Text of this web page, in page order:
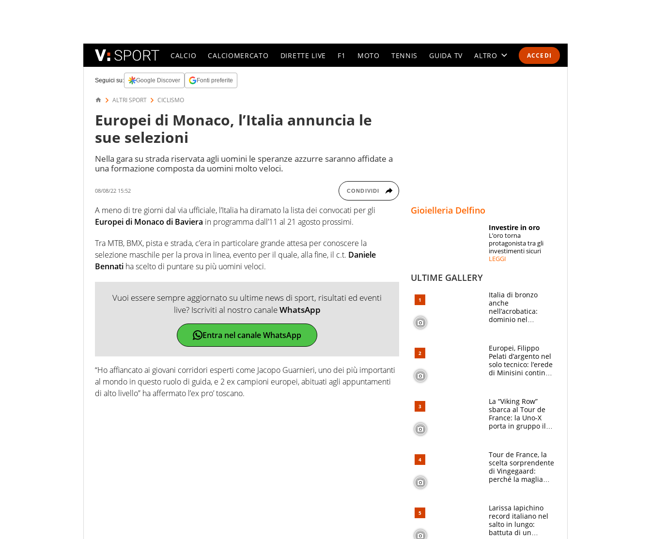
ACCEDI
CALCIO CALCIOMERCATO DIRETTE LIVE F1 MOTO TENNIS GUIDA TV ALTRO
SPECIALI
Seguici su: Google Discover Fonti preferite
ALTRI SPORT CICLISMO
Europei di Monaco, l’Italia annuncia le
sue selezioni
Nella gara su strada riservata agli uomini le speranze azzurre saranno affidate a
una formazione composta da uomini molto veloci.
08/08/22 15:52 CONDIVIDI
A meno di tre giorni dal via ufficiale, l’Italia ha diramato la lista dei convocati per gli
Europei di Monaco di Baviera in programma dall’11 al 21 agosto prossimi.
Tra MTB, BMX, pista e strada, c’era in particolare grande attesa per conoscere la
selezione maschile per la prova in linea, evento per il quale, alla fine, il c.t. Daniele
Bennati ha scelto di puntare su più uomini veloci.
Vuoi essere sempre aggiornato su ultime news di sport, risultati ed eventi
live? Iscriviti al nostro canaleWhatsApp
Entra nel canale WhatsApp
“Ho affiancato ai giovani corridori esperti come Jacopo Guarnieri, uno dei più importanti
al mondo in questo ruolo di guida, e 2 ex campioni europei, abituati agli appuntamenti
di alto livello” ha affermato l’ex pro’ toscano.
Gioielleria Delfino
Investire in oro
L’oro torna
protagonista tra gli
investimenti sicuri
LEGGI
ULTIME GALLERY
Italia di bronzo
anche
nell’acrobatica:
dominio nel
e compagni
continuare
Europei, Filippo
Pelati d’argento nel
solo tecnico: l’erede
di Minisini continua
mirino
La “Viking Row”
sbarca al Tour de
France: la Uno-X
porta in gruppo il
compagni
Tour de France, la
scelta sorprendente
di Vingegaard:
perché la maglia
rischio da evitare
Larissa Iapichino
record italiano nel
salto in lungo:
battuta di un